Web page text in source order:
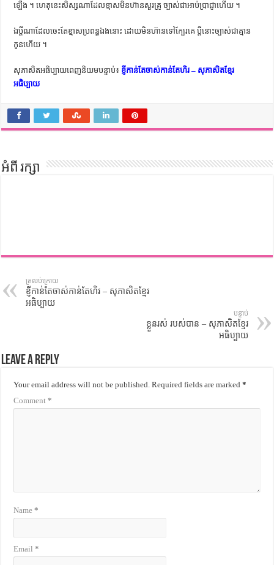
ឡើង ។ ហេតុ​នេះ​សិស្ស​ណា​ដែល​ខ្មាស​មិន​ហ៊ាន​សួរ​គ្រូ ច្បាស់​ជា​អាប់​ប្រាជ្ញា​ហើយ ។
ឯ​ប្ដី​ណា​ដែល​ចេះ​តែ​ខ្មាស​ប្រពន្ធ​ឯង​នោះ ដោយ​មិន​ហ៊ាន​ទៅ​ក្បែរ​គេ ប្ដី​នោះ​ច្បាស់​ជា​គ្មាន​
កូន​ហើយ ។
សុភាសិតអធិប្បាយពេញនិយមបន្ទាប់៖ ខ្ញីកាន់តែចាស់កាន់តែហិរ – សុភាសិតខ្មែរ
អធិប្បាយ
អំពី រក្សា
ត្រលប់ក្រោយ
ខ្ញីកាន់តែចាស់កាន់តែហិរ – សុភាសិតខ្មែរ
អធិប្បាយ
បន្ទាប់
ខ្លួនរស់ របស់បាន – សុភាសិតខ្មែរ
អធិប្បាយ
Leave a Reply
Your email address will not be published. Required fields are marked*
Comment*
Name*
Email*